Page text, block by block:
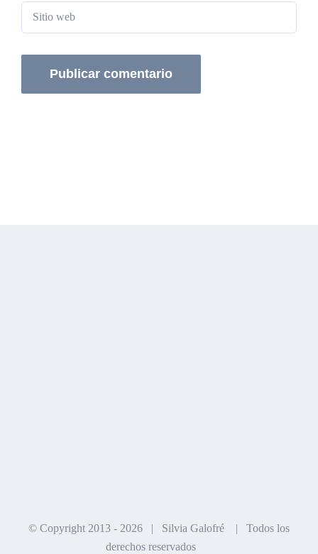
© Copyright 2013 - 2026 | Silvia Galofré | Todos los
derechos reservados